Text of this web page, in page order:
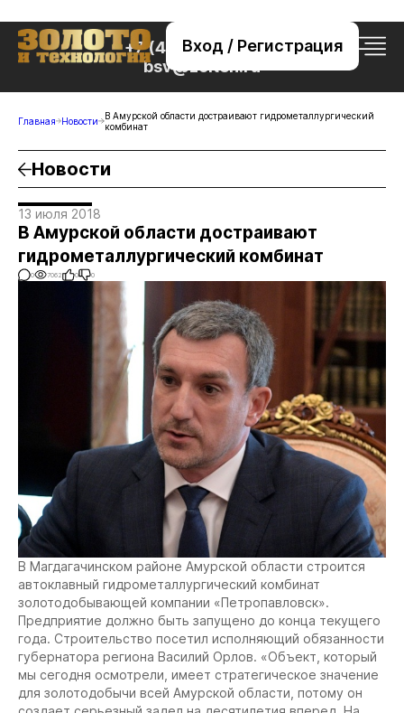
Вход / Регистрация
+7 (495) 221-76-32
bsv@zolteh.ru
Главная Новости
В Амурской области достраивают гидрометаллургический
комбинат
Новости
13 июля 2018
В Амурской области достраивают
гидрометаллургический комбинат
0 7062 0 0
В Магдагачинском районе Амурской области строится
автоклавный гидрометаллургический комбинат
золотодобывающей компании «Петропавловск».
Предприятие должно быть запущено до конца текущего
года. Строительство посетил исполняющий обязанности
губернатора региона Василий Орлов. «Объект, который
мы сегодня осмотрели, имеет стратегическое значение
для золотодобычи всей Амурской области, потому он